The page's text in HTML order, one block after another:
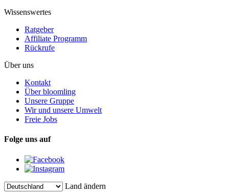
Wissenswertes
Ratgeber
Affiliate Programm
Rückrufe
Über uns
Kontakt
Über bloomling
Unsere Gruppe
Wir und unsere Umwelt
Freie Jobs
Folge uns auf
Land ändern